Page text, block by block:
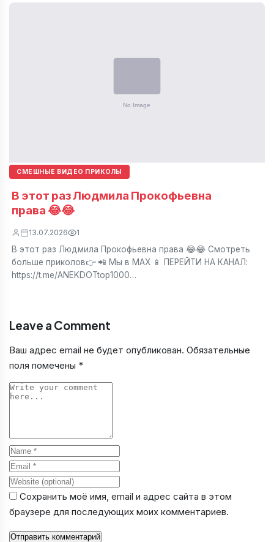
СМЕШНЫЕ ВИДЕО ПРИКОЛЫ
В этот раз Людмила Прокофьевна
права 😂😂
13.07.2026 1
В этот раз Людмила Прокофьевна права 😂😂 Смотреть
больше приколов👉 📲 Мы в МАХ 📱 ПЕРЕЙТИ НА КАНАЛ:
https://t.me/ANEKDOTtop1000…
Leave a Comment
Ваш адрес email не будет опубликован. Обязательные
поля помечены *
Comment
Name
Email
Website
Сохранить моё имя, email и адрес сайта в этом
браузере для последующих моих комментариев.
Отправить комментарий